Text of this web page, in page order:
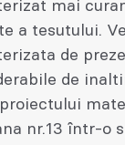
mai
a tesutului.
de
de
proiectului
nr.13 într-o